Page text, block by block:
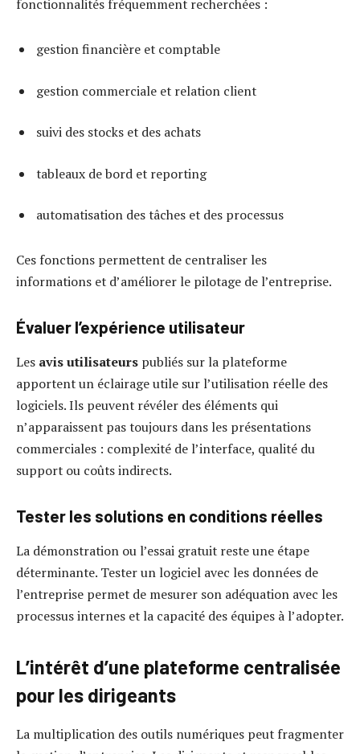
fonctionnalités fréquemment recherchées :
gestion financière et comptable
gestion commerciale et relation client
suivi des stocks et des achats
tableaux de bord et reporting
automatisation des tâches et des processus
Ces fonctions permettent de centraliser les
informations et d’améliorer le pilotage de l’entreprise.
Évaluer l’expérience utilisateur
Les avis utilisateurs publiés sur la plateforme
apportent un éclairage utile sur l’utilisation réelle des
logiciels. Ils peuvent révéler des éléments qui
n’apparaissent pas toujours dans les présentations
commerciales : complexité de l’interface, qualité du
support ou coûts indirects.
Tester les solutions en conditions réelles
La démonstration ou l’essai gratuit reste une étape
déterminante. Tester un logiciel avec les données de
l’entreprise permet de mesurer son adéquation avec les
processus internes et la capacité des équipes à l’adopter.
L’intérêt d’une plateforme centralisée
pour les dirigeants
La multiplication des outils numériques peut fragmenter